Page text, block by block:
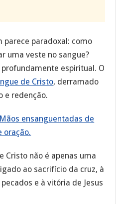
parece paradoxal: como
uma veste no sangue?
espiritual. O
de Cristo, derramado
e redenção.
ensanguentadas de
oração.
Cristo não é apenas uma
ao sacrifício da cruz, à
e à vitória de Jesus